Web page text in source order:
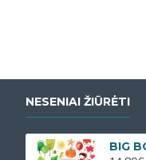
NESENIAI ŽIŪRĖTI